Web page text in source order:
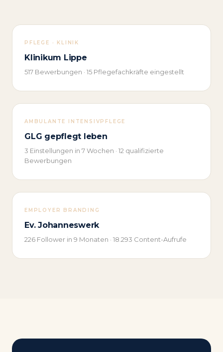
PFLEGE · KLINIK
Klinikum Lippe
517 Bewerbungen · 15 Pflegefachkräfte eingestellt
AMBULANTE INTENSIVPFLEGE
GLG gepflegt leben
3 Einstellungen in 7 Wochen · 12 qualifizierte
Bewerbungen
EMPLOYER BRANDING
Ev. Johanneswerk
226 Follower in 9 Monaten · 18.293 Content-Aufrufe